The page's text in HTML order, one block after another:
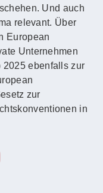
Und auch
relevant. Über
European
Unternehmen
2025 ebenfalls zur
zur
in